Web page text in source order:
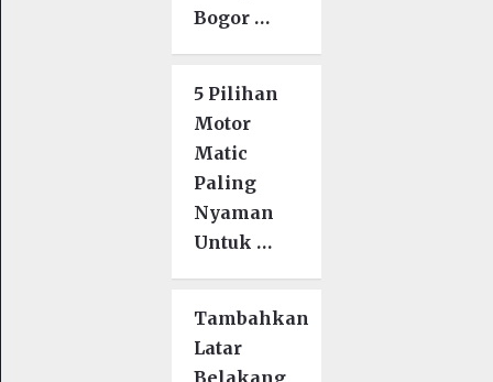
Bogor …
5 Pilihan
Motor
Matic
Paling
Nyaman
Untuk …
Tambahkan
Latar
Belakang